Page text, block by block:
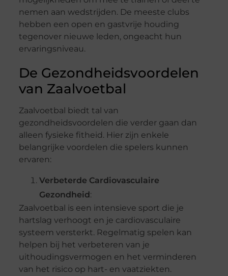
nemen aan wedstrijden. De meeste clubs
hebben een open en gastvrije houding
tegenover nieuwe leden, ongeacht hun
ervaringsniveau.
De Gezondheidsvoordelen
van Zaalvoetbal
Zaalvoetbal biedt tal van
gezondheidsvoordelen die verder gaan dan
alleen fysieke fitheid. Hier zijn enkele
belangrijke voordelen die spelers kunnen
ervaren:
Verbeterde Cardiovasculaire
Gezondheid:
Zaalvoetbal is een intensieve sport die je
hartslag verhoogt en je cardiovasculaire
systeem versterkt. Regelmatig spelen kan
helpen bij het verbeteren van je
uithoudingsvermogen en het verminderen
van het risico op hart- en vaatziekten.